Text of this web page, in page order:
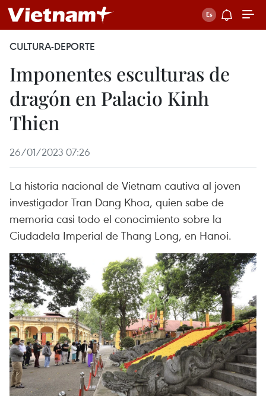
CULTURA-DEPORTE
Imponentes esculturas de
dragón en Palacio Kinh
Thien
26/01/2023 07:26
La historia nacional de Vietnam cautiva al joven
investigador Tran Dang Khoa, quien sabe de
memoria casi todo el conocimiento sobre la
Ciudadela Imperial de Thang Long, en Hanoi.